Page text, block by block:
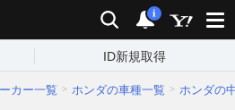
検索 通知
i
ID新規取得
カー一覧 ホンダの車種一覧 ホンダの